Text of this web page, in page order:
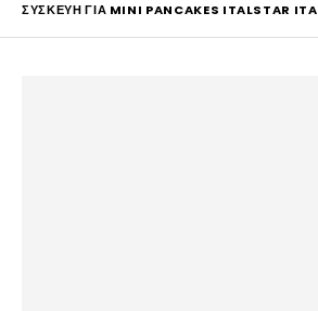
ΣΥΣΚΕΥΉ ΓΙΑ MINI PANCAKES ITALSTAR